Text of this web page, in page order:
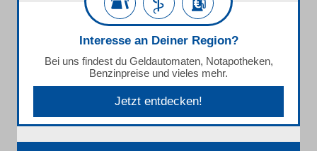
Interesse an Deiner Region?
Bei uns findest du Geldautomaten, Notapotheken,
Benzinpreise und vieles mehr.
Jetzt entdecken!